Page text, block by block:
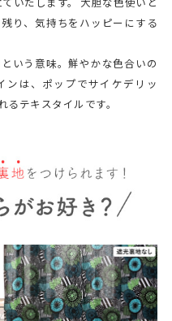
いたします。 大胆な色使いと
り、気持ちをハッピーにする
いう意味。鮮やかな色合いの
ンは、ポップでサイケデリッ
るテキスタイルです。